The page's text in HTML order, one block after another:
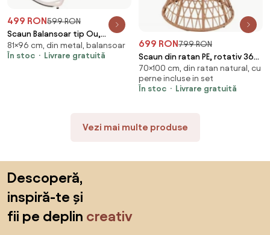
499 RON599 RON
Scaun Balansoar tip Ou,
Șezlong din ratan PE, cadru
metalic, pernă căptușită,
81×96 cm, din metal, balansoar
În stoc
Livrare gratuită
699 RON799 RON
Scaun din ratan PE, rotativ 360
grade, perna Gri– Relaxare
premium pentru grădina ta
70×100 cm, din ratan natural, cu
perne incluse in set
În stoc
Livrare gratuită
Vezi mai multe produse
Descoperă,
inspiră-te și
fii pe deplin creativ